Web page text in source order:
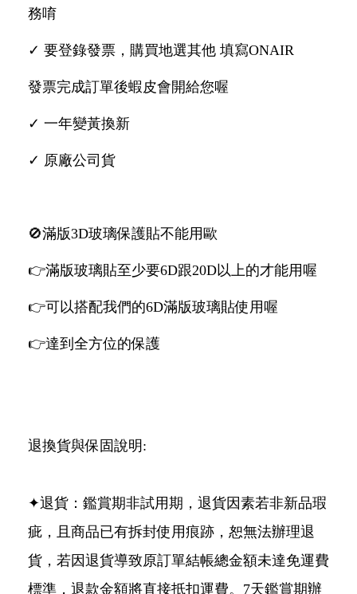
務唷
✓ 要登錄發票，購買地選其他 填寫ONAIR
發票完成訂單後蝦皮會開給您喔
✓ 一年變黃換新
✓ 原廠公司貨
🚫滿版3D玻璃保護貼不能用歐
👉滿版玻璃貼至少要6D跟20D以上的才能用喔
👉可以搭配我們的6D滿版玻璃貼使用喔
👉達到全方位的保護
退換貨與保固說明:
✦退貨：鑑賞期非試用期，退貨因素若非新品瑕
疵，且商品已有拆封使用痕跡，恕無法辦理退
貨，若因退貨導致原訂單結帳總金額未達免運費
標準，退款金額將直接抵扣運費。7天鑑賞期辦